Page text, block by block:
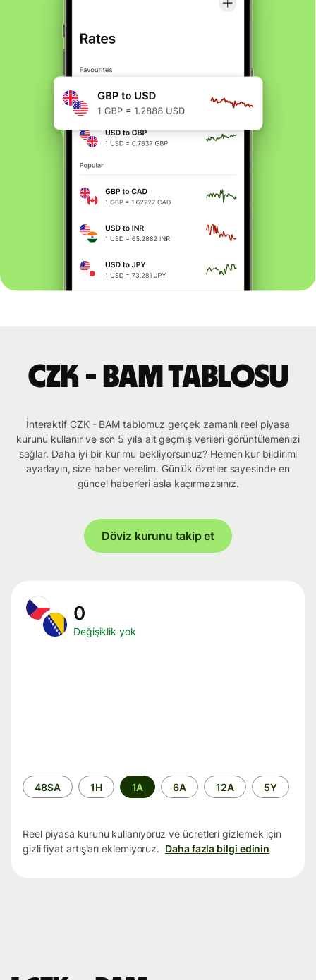
CZK - BAM tablosu
İnteraktif CZK - BAM tablomuz gerçek zamanlı reel piyasa
kurunu kullanır ve son 5 yıla ait geçmiş verileri görüntülemenizi
sağlar. Daha iyi bir kur mu bekliyorsunuz? Hemen kur bildirimi
ayarlayın, size haber verelim. Günlük özetler sayesinde en
güncel haberleri asla kaçırmazsınız.
Döviz kurunu takip et
0
Değişiklik yok
Zaman
aralığı
48SA 1H 1A 6A 12A 5Y
Reel piyasa kurunu kullanıyoruz ve ücretleri gizlemek için
gizli fiyat artışları eklemiyoruz. Daha fazla bilgi edinin